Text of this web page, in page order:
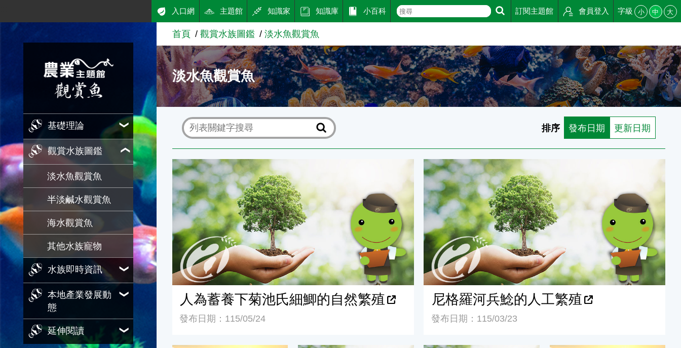
跳到主要內容
農業知識入口網
基礎理論
觀賞水族圖鑑
淡水魚觀賞魚
半淡鹹水觀賞魚
海水觀賞魚
其他水族寵物
水族即時資訊
本地產業發展動
態
延伸閱讀
入口網 主題館 知識家 知識庫 小百科 訂閱主題館 會員登入 字級 小 中 大
首頁 觀賞水族圖鑑 淡水魚觀賞魚
淡水魚觀賞魚
排序 發布日期 更新日期
人為蓄養下菊池氏細鯽的自然繁殖
人為蓄養下菊池氏細鯽的自然繁殖
發布日期：115/05/24
尼格羅河兵鯰的人工繁殖
尼格羅河兵鯰的人工繁殖
發布日期：115/03/23